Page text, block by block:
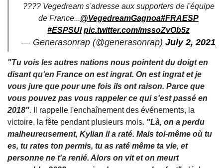
???? Vegedream s'adresse aux supporters de l'équipe
de France...@VegedreamGagnoa#FRAESP
#ESPSUI pic.twitter.com/mssoZvOb5z
— Generasonrap (@generasonrap) July 2, 2021
"Tu vois les autres nations nous pointent du doigt en
disant qu'en France on est ingrat. On est ingrat et je
vous jure que pour une fois ils ont raison. Parce que
vous pouvez pas vous rappeler ce qui s'est passé en
2018". Il rappelle l'enchaînement des événements, la
victoire, la fête pendant plusieurs mois. "Là, on a perdu
malheureusement, Kylian il a raté. Mais toi-même où tu
es, tu rates ton permis, tu as raté même ta vie, et
personne ne t'a renié. Alors on vit et on meurt